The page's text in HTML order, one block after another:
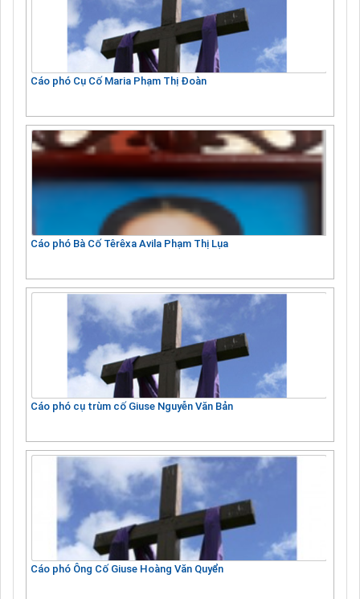
Cáo phó Cụ Cố Maria Phạm Thị Đoàn
Cáo phó Bà Cố Têrêxa Avila Phạm Thị Lụa
Cáo phó cụ trùm cố Giuse Nguyễn Văn Bản
Cáo phó Ông Cố Giuse Hoàng Văn Quyển